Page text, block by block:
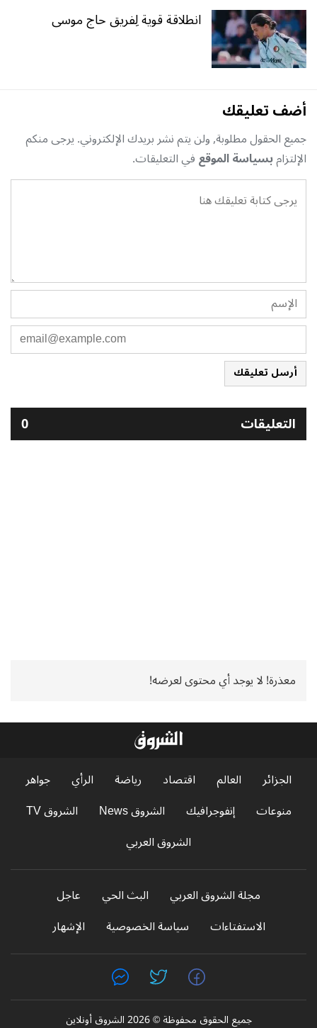
انطلاقة قوية لِفريق حاج موسى
أضف تعليقك
جميع الحقول مطلوبة, ولن يتم نشر بريدك الإلكتروني. يرجى منكم
الإلتزامبسياسة الموقعفي التعليقات.
أرسل تعليقك
التعليقات 0
معذرة! لا يوجد أي محتوى لعرضه!
الجزائر العالم اقتصاد رياضة الرأي
جواهر
منوعات
إنفوجرافيك الشروق News
الشروق TV
الشروق العربي
مجلة الشروق العربي البث الحي
عاجل
الاستفتاءات
سياسة الخصوصية الإشهار
جميع الحقوق محفوظة © 2026 الشروق أونلاين